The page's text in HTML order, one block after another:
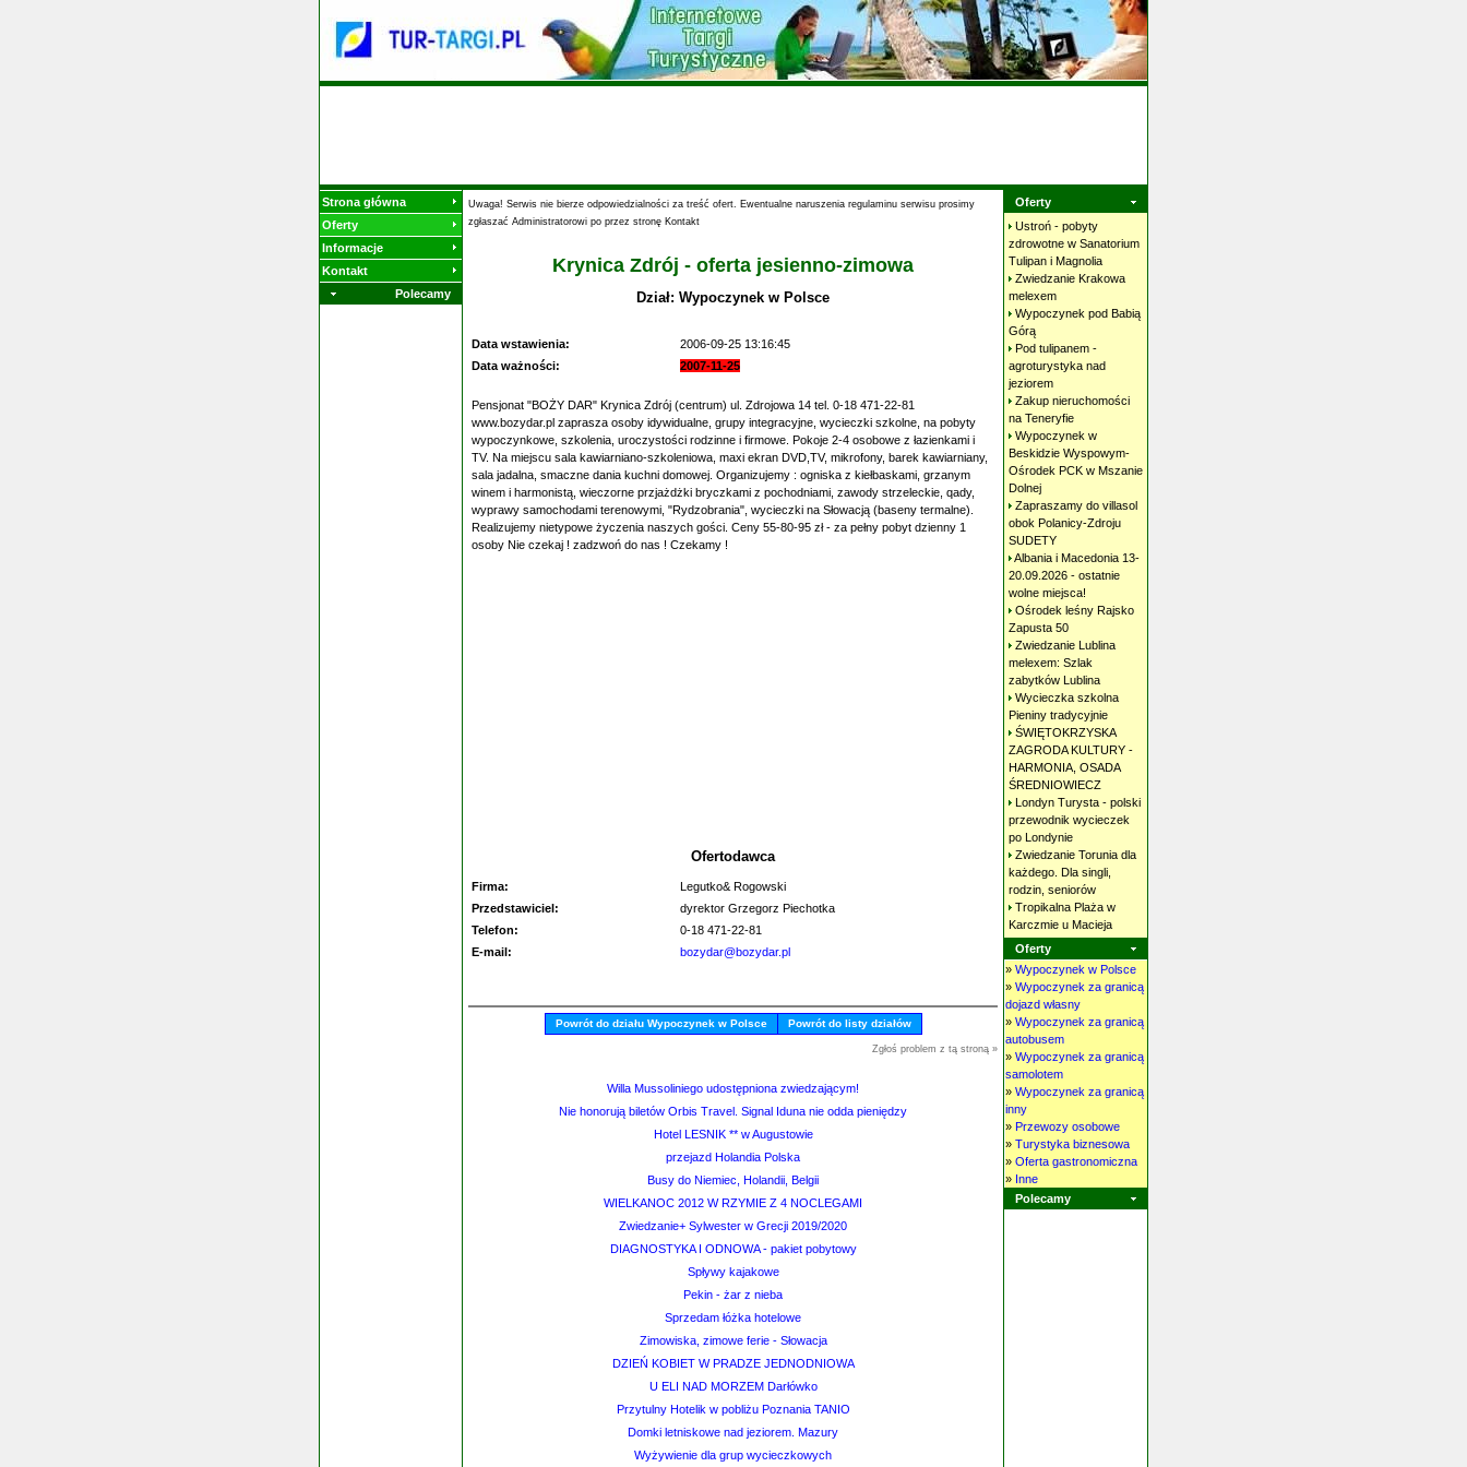
Strona główna
Oferty
Informacje
Kontakt
Polecamy
Uwaga! Serwis nie bierze odpowiedzialności za treść ofert. Ewentualne naruszenia regulaminu serwisu prosimy
zgłaszać Administratorowi po przez stronę Kontakt
Krynica Zdrój - oferta jesienno-zimowa
Dział: Wypoczynek w Polsce
Data wstawienia:
2006-09-25 13:16:45
Data ważności:
2007-11-25
Pensjonat "BOŻY DAR" Krynica Zdrój (centrum) ul. Zdrojowa 14 tel. 0-18 471-22-81
www.bozydar.pl zaprasza osoby idywidualne, grupy integracyjne, wycieczki szkolne, na pobyty
wypoczynkowe, szkolenia, uroczystości rodzinne i firmowe. Pokoje 2-4 osobowe z łazienkami i
TV. Na miejscu sala kawiarniano-szkoleniowa, maxi ekran DVD,TV, mikrofony, barek kawiarniany,
sala jadalna, smaczne dania kuchni domowej. Organizujemy : ogniska z kiełbaskami, grzanym
winem i harmonistą, wieczorne przjażdżki bryczkami z pochodniami, zawody strzeleckie, qady,
wyprawy samochodami terenowymi, "Rydzobrania", wycieczki na Słowacją (baseny termalne).
Realizujemy nietypowe życzenia naszych gości. Ceny 55-80-95 zł - za pełny pobyt dzienny 1
osoby Nie czekaj ! zadzwoń do nas ! Czekamy !
Ofertodawca
Firma:
Legutko& Rogowski
Przedstawiciel:
dyrektor Grzegorz Piechotka
Telefon:
0-18 471-22-81
E-mail:
bozydar@bozydar.pl
Powrót do działu Wypoczynek w Polsce Powrót do listy działów
Zgłoś problem z tą stroną »
Willa Mussoliniego udostępniona zwiedzającym!
Nie honorują biletów Orbis Travel. Signal Iduna nie odda pieniędzy
Hotel LESNIK ** w Augustowie
przejazd Holandia Polska
Busy do Niemiec, Holandii, Belgii
WIELKANOC 2012 W RZYMIE Z 4 NOCLEGAMI
Zwiedzanie+ Sylwester w Grecji 2019/2020
DIAGNOSTYKA I ODNOWA - pakiet pobytowy
Spływy kajakowe
Pekin - żar z nieba
Sprzedam łóżka hotelowe
Zimowiska, zimowe ferie - Słowacja
DZIEŃ KOBIET W PRADZE JEDNODNIOWA
U ELI NAD MORZEM Darłówko
Przytulny Hotelik w pobliżu Poznania TANIO
Domki letniskowe nad jeziorem. Mazury
Wyżywienie dla grup wycieczkowych
Oferty
Ustroń - pobyty
zdrowotne w Sanatorium
Tulipan i Magnolia
Zwiedzanie Krakowa
melexem
Wypoczynek pod Babią
Górą
Pod tulipanem -
agroturystyka nad
jeziorem
Zakup nieruchomości
na Teneryfie
Wypoczynek w
Beskidzie Wyspowym-
Ośrodek PCK w Mszanie
Dolnej
Zapraszamy do villasol
obok Polanicy-Zdroju
SUDETY
Albania i Macedonia 13-
20.09.2026 - ostatnie
wolne miejsca!
Ośrodek leśny Rajsko
Zapusta 50
Zwiedzanie Lublina
melexem: Szlak
zabytków Lublina
Wycieczka szkolna
Pieniny tradycyjnie
ŚWIĘTOKRZYSKA
ZAGRODA KULTURY -
HARMONIA, OSADA
ŚREDNIOWIECZ
Londyn Turysta - polski
przewodnik wycieczek
po Londynie
Zwiedzanie Torunia dla
każdego. Dla singli,
rodzin, seniorów
Tropikalna Plaża w
Karczmie u Macieja
Oferty
» Wypoczynek w Polsce
» Wypoczynek za granicą
dojazd własny
» Wypoczynek za granicą
autobusem
» Wypoczynek za granicą
samolotem
» Wypoczynek za granicą
inny
» Przewozy osobowe
» Turystyka biznesowa
» Oferta gastronomiczna
» Inne
Polecamy